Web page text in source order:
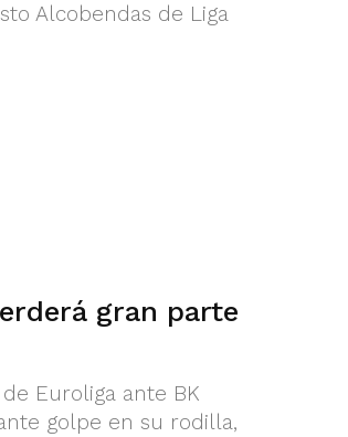
Alcobendas de Liga
gran parte
Euroliga ante BK
golpe en su rodilla,